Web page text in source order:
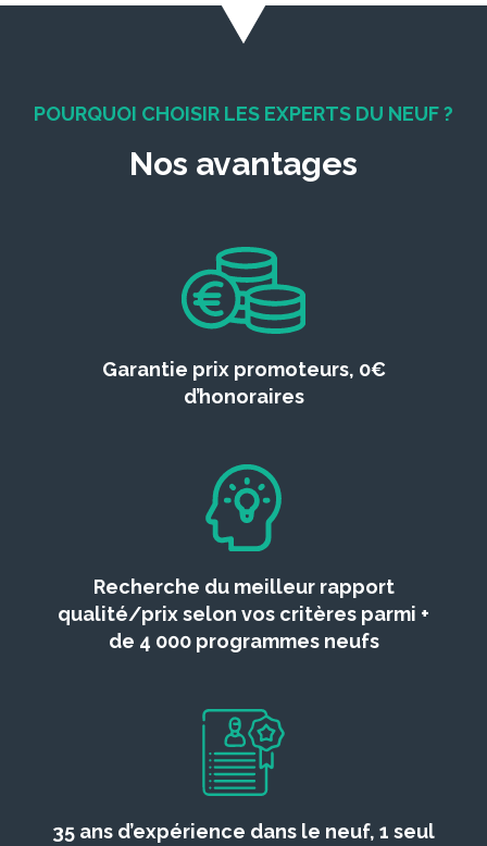
POURQUOI CHOISIR LES EXPERTS DU NEUF ?
Nos avantages
Garantie prix promoteurs, 0€
d’honoraires
Recherche du meilleur rapport
qualité/prix selon vos critères parmi +
de 4 000 programmes neufs
35 ans d’expérience dans le neuf, 1 seul